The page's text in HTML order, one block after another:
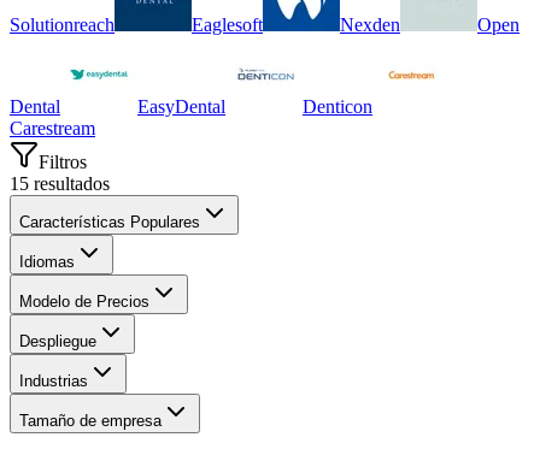
Solutionreach Eaglesoft Nexden Open
Dental EasyDental
Denticon
Carestream
Filtros
15 resultados
Características Populares
Idiomas
Modelo de Precios
Despliegue
Industrias
Tamaño de empresa